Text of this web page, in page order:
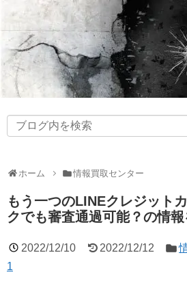
ホーム 情報買取センター
もう一つのLINEクレジット
クでも審査通過可能？の情報
2022/12/10 2022/12/12
1